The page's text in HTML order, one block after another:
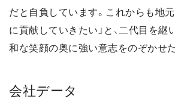
だと自負しています。これからも地
に貢献していきたい」と、二代目を継
和な笑顔の奥に強い意志をのぞかせた
会社データ